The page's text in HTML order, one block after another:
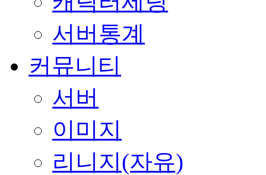
서버통계
커뮤니티
서버
이미지
리니지(자유)